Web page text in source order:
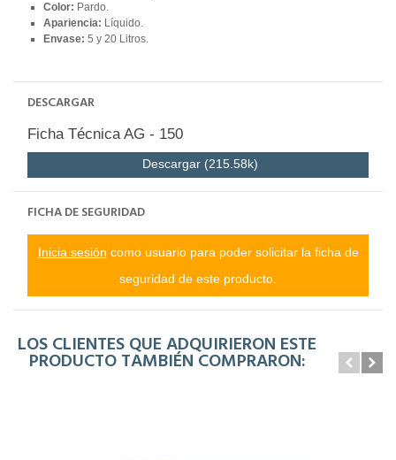
Color: Pardo.
Apariencia: Líquido.
Envase: 5 y 20 Litros.
DESCARGAR
Ficha Técnica AG - 150
Descargar (215.58k)
FICHA DE SEGURIDAD
Inicia sesión como usuario para poder solicitar la ficha de
seguridad de este producto.
LOS CLIENTES QUE ADQUIRIERON ESTE
PRODUCTO TAMBIÉN COMPRARON: